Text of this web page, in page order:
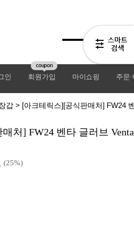
인 회원가입
coupon
마이쇼핑 주문
갑 > [아크테릭스][공식판매처] FW24
처] FW24 벤타 글러브
(25%)